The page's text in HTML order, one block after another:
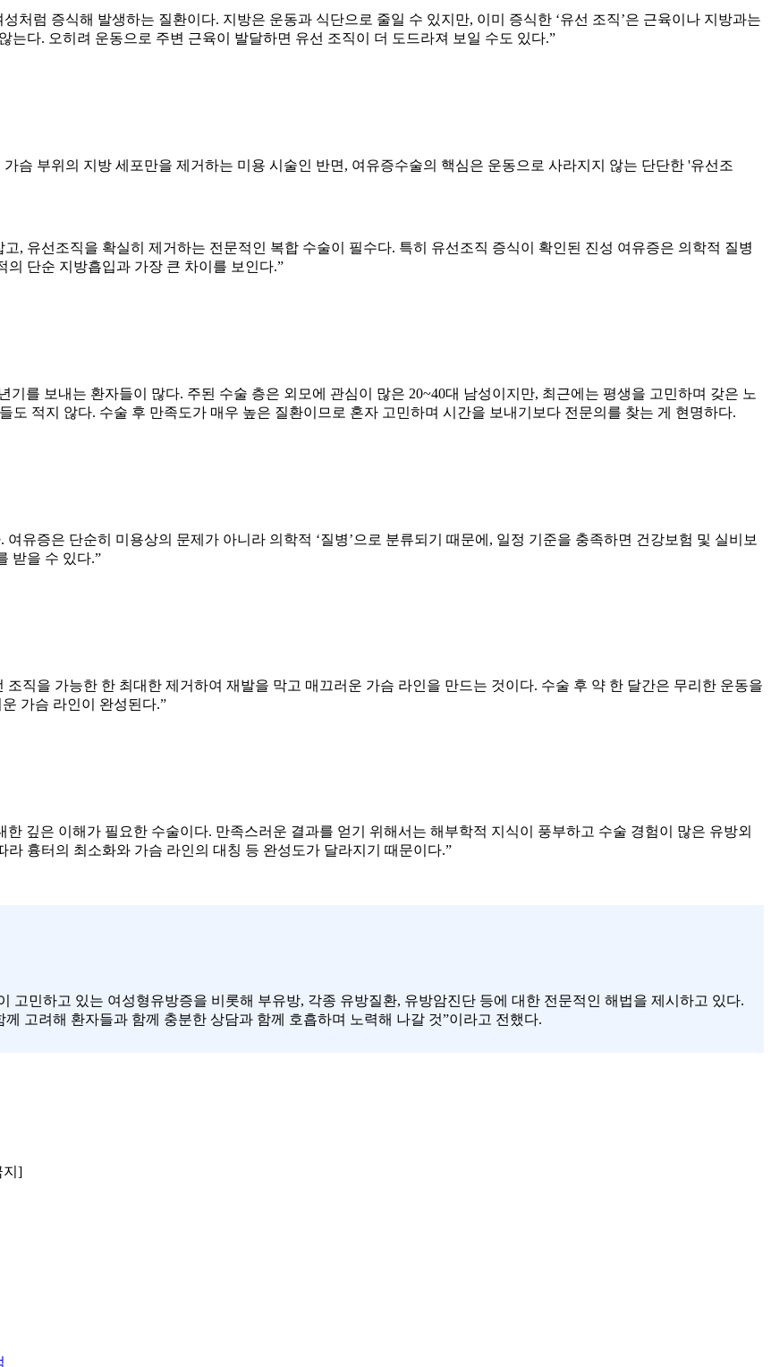
처럼 증식해 발생하는 질환이다. 지방은 운동과 식단으로 줄일 수 있지만, 이미 증식한 ‘유선 조직’은 근육이나 지방과는
다. 오히려 운동으로 주변 근육이 발달하면 유선 조직이 더 도드라져 보일 수도 있다.”
슴 부위의 지방 세포만을 제거하는 미용 시술인 반면, 여유증수술의 핵심은 운동으로 사라지지 않는 단단한 '유선조
, 유선조직을 확실히 제거하는 전문적인 복합 수술이 필수다. 특히 유선조직 증식이 확인된 진성 여유증은 의학적 질병
단순 지방흡입과 가장 큰 차이를 보인다.”
를 보내는 환자들이 많다. 주된 수술 층은 외모에 관심이 많은 20~40대 남성이지만, 최근에는 평생을 고민하며 갖은 노
도 적지 않다. 수술 후 만족도가 매우 높은 질환이므로 혼자 고민하며 시간을 보내기보다 전문의를 찾는 게 현명하다.
유증은 단순히 미용상의 문제가 아니라 의학적 ‘질병’으로 분류되기 때문에, 일정 기준을 충족하면 건강보험 및 실비보
받을 수 있다.”
직을 가능한 한 최대한 제거하여 재발을 막고 매끄러운 가슴 라인을 만드는 것이다. 수술 후 약 한 달간은 무리한 운동을
가슴 라인이 완성된다.”
깊은 이해가 필요한 수술이다. 만족스러운 결과를 얻기 위해서는 해부학적 지식이 풍부하고 수술 경험이 많은 유방외
흉터의 최소화와 가슴 라인의 대칭 등 완성도가 달라지기 때문이다.”
고민하고 있는 여성형유방증을 비롯해 부유방, 각종 유방질환, 유방암진단 등에 대한 전문적인 해법을 제시하고 있다.
고려해 환자들과 함께 충분한 상담과 함께 호흡하며 노력해 나갈 것”이라고 전했다.
지]